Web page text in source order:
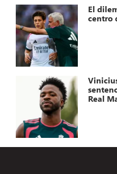
El
centro
Real